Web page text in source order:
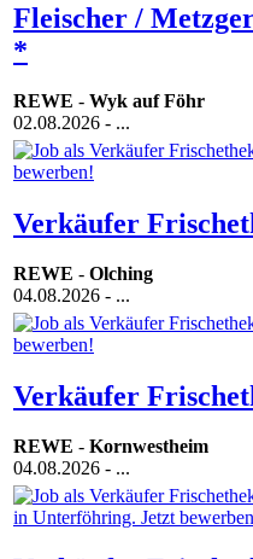
Fleischer /
*
REWE - Wyk auf Föhr
02.08.2026 - ...
Verkäufer
REWE - Olching
04.08.2026 - ...
Verkäufer
REWE - Kornwestheim
04.08.2026 - ...